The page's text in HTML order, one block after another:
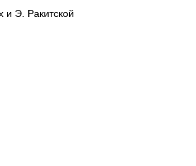
и Э. Ракитской